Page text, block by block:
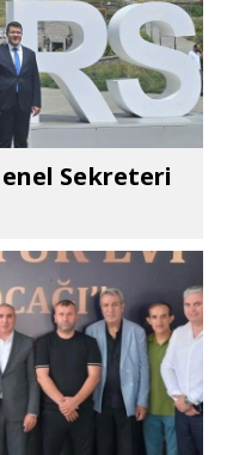
Sekreteri